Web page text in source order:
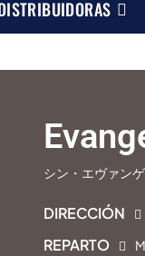
シン・エヴァン
DIRECCIÓN
REPARTO